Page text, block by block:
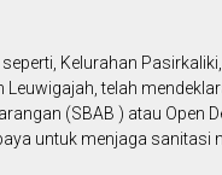
Kelurahan
Leuwigajah, telah
(SBAB ) atau Open
untuk menjaga sanitasi